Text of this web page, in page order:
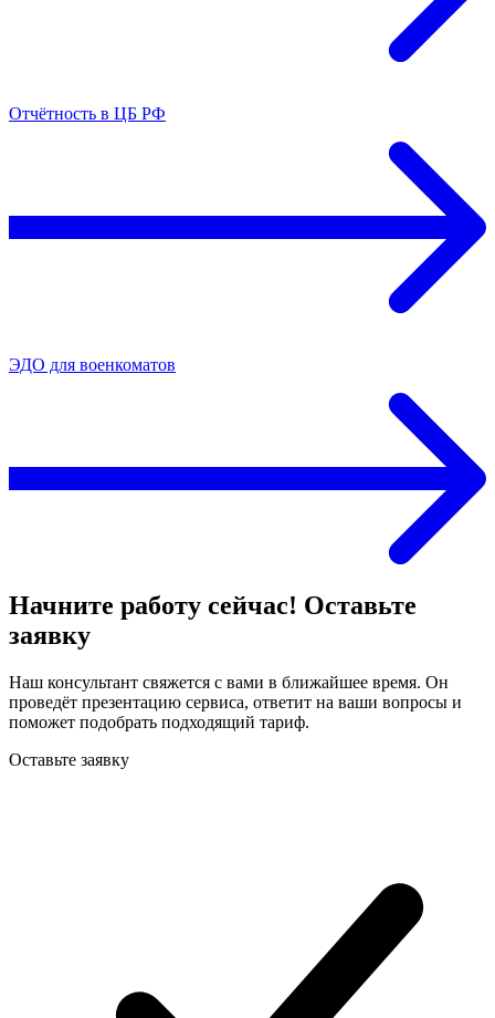
Отчётность в ЦБ РФ
ЭДО для военкоматов
Начните работу сейчас! Оставьте
заявку
Наш консультант свяжется с вами в ближайшее время. Он
проведёт презентацию сервиса, ответит на ваши вопросы и
поможет подобрать подходящий тариф.
Оставьте заявку